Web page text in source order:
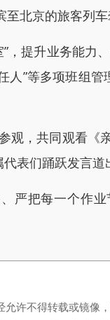
北京的旅客列车
提升业务能
人”等多项班组
，共同观看《
表们踊跃发言
把每一个作业
许不得转载或镜像